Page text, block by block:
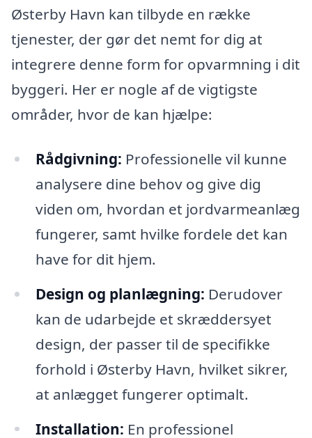
Østerby Havn kan tilbyde en række
tjenester, der gør det nemt for dig at
integrere denne form for opvarmning i dit
byggeri. Her er nogle af de vigtigste
områder, hvor de kan hjælpe:
Rådgivning: Professionelle vil kunne
analysere dine behov og give dig
viden om, hvordan et jordvarmeanlæg
fungerer, samt hvilke fordele det kan
have for dit hjem.
Design og planlægning: Derudover
kan de udarbejde et skræddersyet
design, der passer til de specifikke
forhold i Østerby Havn, hvilket sikrer,
at anlægget fungerer optimalt.
Installation: En professionel